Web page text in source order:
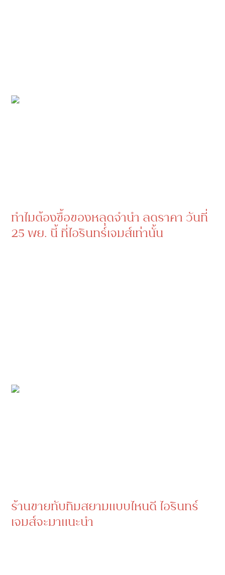
ทำไมต้องซื้อของหลุดจำนำ ลดราคา วันที่
25 พย. นี้ ที่ไอรินทร์เจมส์เท่านั้น
ร้านขายทับทิมสยามแบบไหนดี ไอรินทร์
เจมส์จะมาแนะนำ